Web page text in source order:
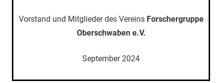
Vorstand und Mitglieder des Vereins Forschergruppe
Oberschwaben e.V.
September 2024